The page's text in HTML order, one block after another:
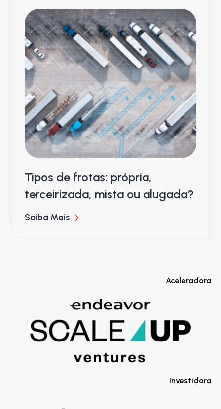
Tipos de frotas: própria,
terceirizada, mista ou alugada?
Saiba Mais
Aceleradora
Investidora